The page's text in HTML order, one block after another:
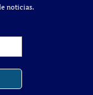
noticias.